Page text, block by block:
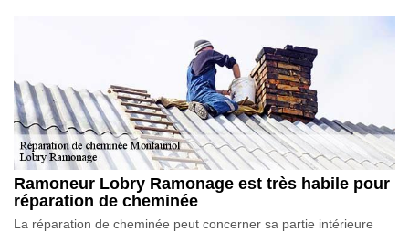
Ramoneur Lobry Ramonage est très habile pour
réparation de cheminée
La réparation de cheminée peut concerner sa partie intérieure